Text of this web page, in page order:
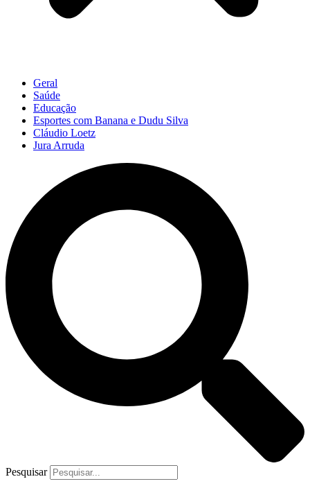
Geral
Saúde
Educação
Esportes com Banana e Dudu Silva
Cláudio Loetz
Jura Arruda
Pesquisar